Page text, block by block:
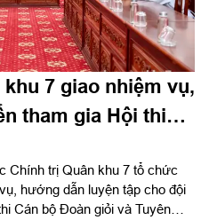
7 giao nhiệm vụ,
tham gia Hội thi
Tuyên truyền viên
Chính trị Quân khu 7 tổ chức
hướng dẫn luyện tập cho đội
Cán bộ Đoàn giỏi và Tuyên